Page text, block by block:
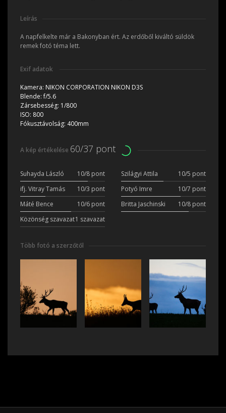
Leírás
A napfelkelte már a Bakonyban ért. Az erdőből kiváltó süldök
remek fotó téma lett.
Exif adatok
Kamera: NIKON CORPORATION NIKON D3S
Blende:f/5.6
Zársebesség: 1/800
ISO: 800
Fókusztávolság: 400mm
A kép értékelése 60/37 pont
Suhayda László 10/8 pont Szilágyi Attila
10/5 pont
ifj. Vitray Tamás
10/3 pont Potyó Imre
10/7 pont
Máté Bence
10/6 pont Britta Jaschinski
10/8 pont
Közönség szavazat1 szavazat
Több fotó a szerzőtől